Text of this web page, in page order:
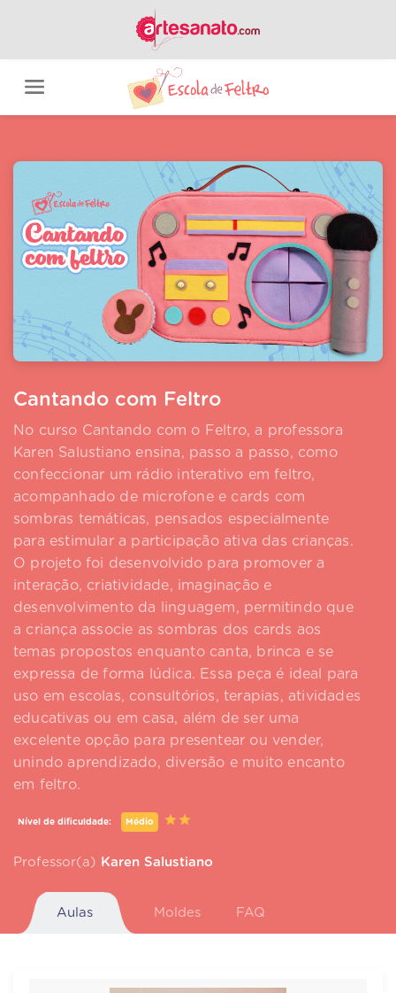
Cantando com Feltro
No curso Cantando com o Feltro, a professora
Karen Salustiano ensina, passo a passo, como
confeccionar um rádio interativo em feltro,
acompanhado de microfone e cards com
sombras temáticas, pensados especialmente
para estimular a participação ativa das crianças.
O projeto foi desenvolvido para promover a
interação, criatividade, imaginação e
desenvolvimento da linguagem, permitindo que
a criança associe as sombras dos cards aos
temas propostos enquanto canta, brinca e se
expressa de forma lúdica. Essa peça é ideal para
uso em escolas, consultórios, terapias, atividades
educativas ou em casa, além de ser uma
excelente opção para presentear ou vender,
unindo aprendizado, diversão e muito encanto
em feltro.
Nível de dificuldade: Médio
Professor(a) Karen Salustiano
Aulas Moldes FAQ